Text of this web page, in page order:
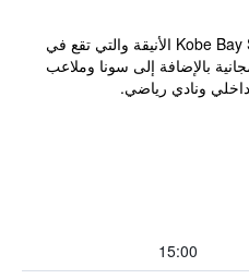
توفر Kobe Bay Sheraton Hotel And Towers الأنيقة والتي تقع في
بالإضافة إلى سونا وملاعب
ونادي رياضي.
15:00